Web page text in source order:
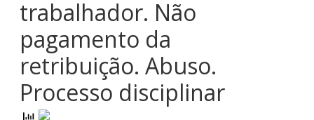
Coimbra
trabalhador. Não
pagamento da
retribuição. Abuso.
Processo disciplinar